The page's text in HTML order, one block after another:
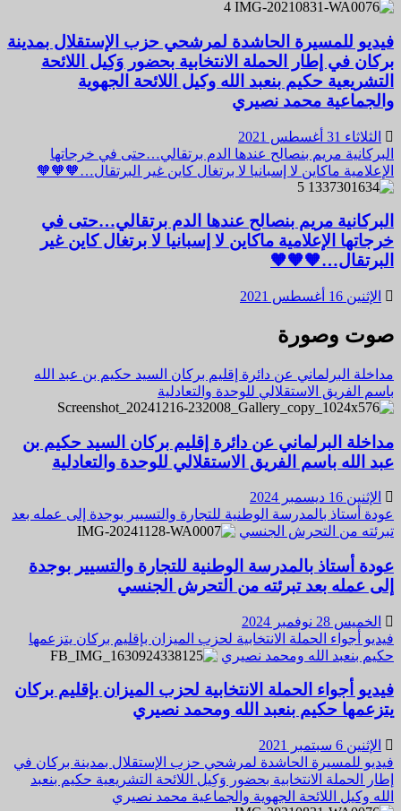
4
فيديو للمسيرة الحاشدة لمرشحي حزب الإستقلال بمدينة
بركان في إطار الحملة الانتخابية بحضور وَكِيل اللائحة
التشريعية حكيم بنعبد الله وكيل اللائحة الجهوية
والجماعية محمد نصيري
الثلاثاء 31 أغسطس 2021
البركانية مريم بنصالح عندها الدم برتقالي…حتى في خرجاتها
الإعلامية ماكاين لا إسبانيا لا برتغال كاين غير البرتقال…🧡🧡🧡
5
البركانية مريم بنصالح عندها الدم برتقالي…حتى في
خرجاتها الإعلامية ماكاين لا إسبانيا لا برتغال كاين غير
البرتقال…🧡🧡🧡
الإثنين 16 أغسطس 2021
صوت وصورة
مداخلة البرلماني عن دائرة إقليم بركان السيد حكيم بن عبد الله
باسم الفريق الاستقلالي للوحدة والتعادلية
مداخلة البرلماني عن دائرة إقليم بركان السيد حكيم بن
عبد الله باسم الفريق الاستقلالي للوحدة والتعادلية
الإثنين 16 ديسمبر 2024
عودة أستاذ بالمدرسة الوطنية للتجارة والتسيير بوجدة إلى عمله بعد
تبرئته من التحرش الجنسي
عودة أستاذ بالمدرسة الوطنية للتجارة والتسيير بوجدة
إلى عمله بعد تبرئته من التحرش الجنسي
الخميس 28 نوفمبر 2024
فيديو أجواء الحملة الانتخابية لحزب الميزان بإقليم بركان يتزعمها
حكيم بنعبد الله ومحمد نصيري
فيديو أجواء الحملة الانتخابية لحزب الميزان بإقليم بركان
يتزعمها حكيم بنعبد الله ومحمد نصيري
الإثنين 6 سبتمبر 2021
فيديو للمسيرة الحاشدة لمرشحي حزب الإستقلال بمدينة بركان في
إطار الحملة الانتخابية بحضور وَكِيل اللائحة التشريعية حكيم بنعبد
الله وكيل اللائحة الجهوية والجماعية محمد نصيري